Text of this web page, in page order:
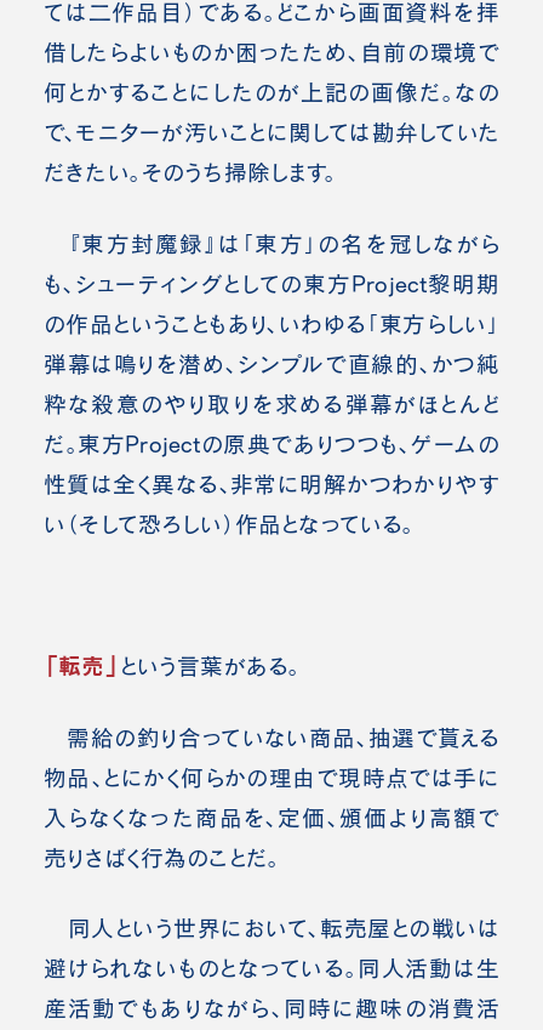
ては二作品目）である。どこから画面資料を拝
借したらよいものか困ったため、自前の環境で
何とかすることにしたのが上記の画像だ。なの
で、モニターが汚いことに関しては勘弁していた
だきたい。そのうち掃除します。
『東方封魔録』は「東方」の名を冠しながら
も、シューティングとしての東方Project黎明期
の作品ということもあり、いわゆる「東方らしい」
弾幕は鳴りを潜め、シンプルで直線的、かつ純
粋な殺意のやり取りを求める弾幕がほとんど
だ。東方Projectの原典でありつつも、ゲームの
性質は全く異なる、非常に明解かつわかりやす
い（そして恐ろしい）作品となっている。
「転売」 という言葉がある。
需給の釣り合っていない商品、抽選で貰える
物品、とにかく何らかの理由で現時点では手に
入らなくなった商品を、定価、頒価より高額で
売りさばく行為のことだ。
同人という世界において、転売屋との戦いは
避けられないものとなっている。同人活動は生
産活動でもありながら、同時に趣味の消費活